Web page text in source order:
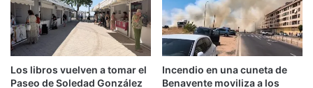
Los libros vuelven a tomar el
Paseo de Soledad González
Incendio en una cuneta de
Benavente moviliza a los